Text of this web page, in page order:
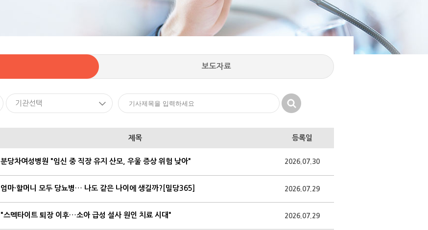
보도자료
기관선택
제목 등록일
분당차여성병원 "임신 중 직장 유지 산모, 우울 증상 위험 낮아" 2026.07.30
엄마·할머니 모두 당뇨병… 나도 같은 나이에 생길까?[밀당365] 2026.07.29
"스멕타이트 퇴장 이후…소아 급성 설사 원인 치료 시대" 2026.07.29